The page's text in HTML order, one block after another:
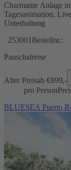
Charmante Anlage
Tagesanimation,
Unterhaltung
253001 Bestellnr.:
Pauschalreise
Alter Preisab €899,-
pro Person
BLUESEA Puerto